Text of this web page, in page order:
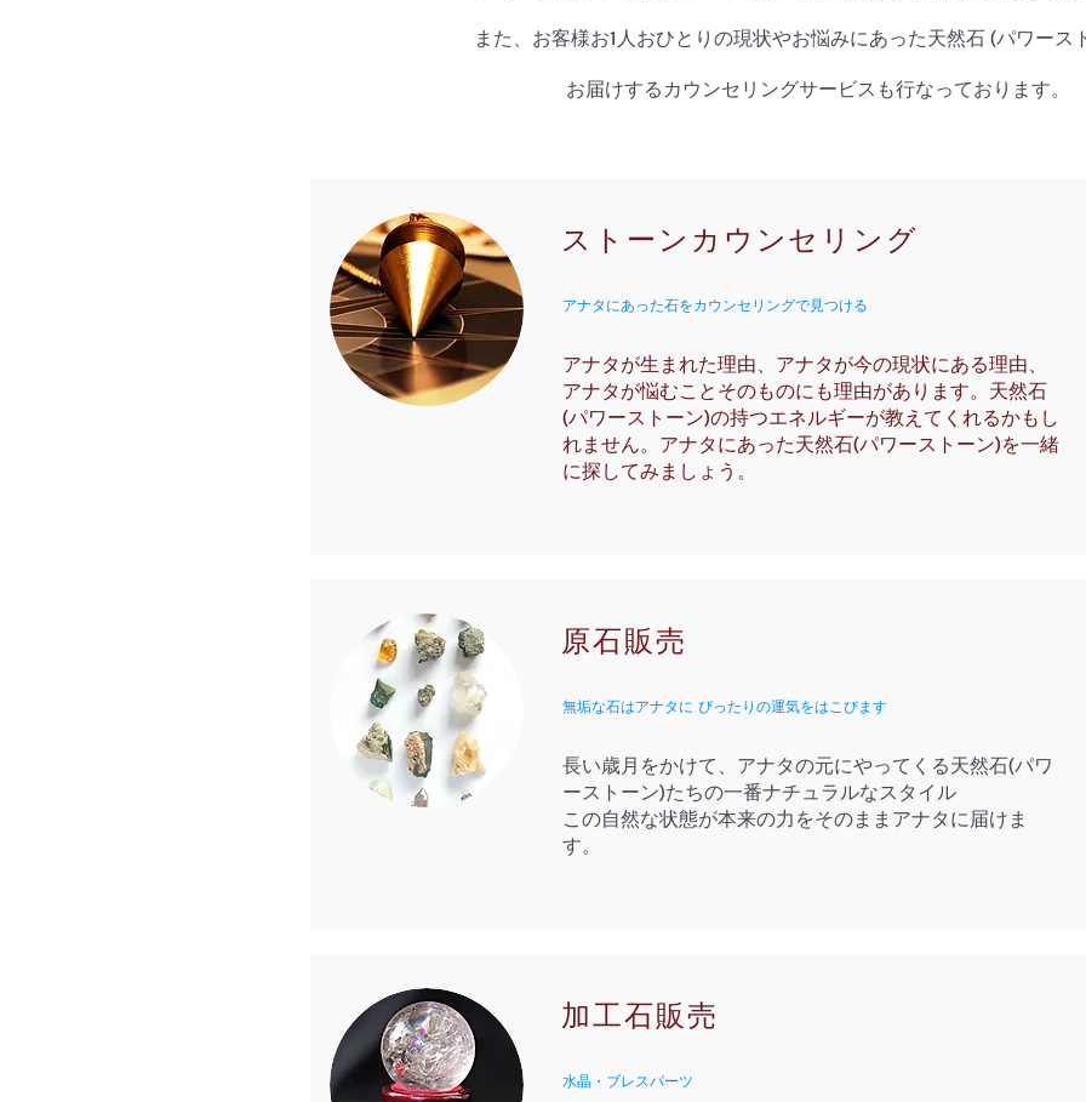
また、お客様お1人おひとりの現状やお悩みにあった天然石 (パワース
お届けするカウンセリングサービスも行なっております。
ストーンカウンセリング
​アナタにあった石をカウンセリングで見つける
アナタが生まれた理由、アナタが今の現状にある理由、
アナタが悩むことそのものにも理由があります。天然石
(パワーストーン)の持つエネルギーが教えてくれるかもし
れません。アナタにあった天然石(パワーストーン)を一緒
に探してみましょう。
原石販売
無垢な石はアナタに ぴったりの運気をはこびます
長い歳月をかけて、アナタの元にやってくる天然石(パワ
ーストーン)たちの一番ナチュラルなスタイル
​この自然な状態が本来の力をそのままアナタに届けま
す。
加工石販売
水晶・ブレスパーツ